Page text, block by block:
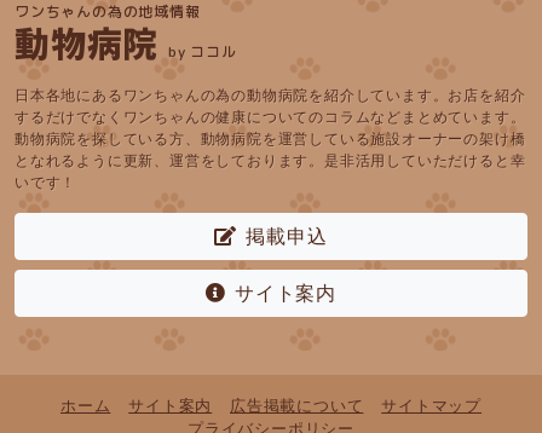
ワンちゃんの為の地域情報
動物病院 by ココル
日本各地にあるワンちゃんの為の動物病院を紹介しています。お店を紹介
するだけでなくワンちゃんの健康についてのコラムなどまとめています。
動物病院を探している方、動物病院を運営している施設オーナーの架け橋
となれるように更新、運営をしております。是非活用していただけると幸
いです！
掲載申込
サイト案内
ホーム サイト案内 広告掲載について
サイトマップ
プライバシーポリシー